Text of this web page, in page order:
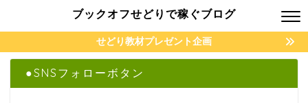
ブックオフせどりで稼ぐブログ
せどり教材プレゼント企画
●SNSフォローボタン